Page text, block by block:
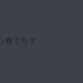
でもす